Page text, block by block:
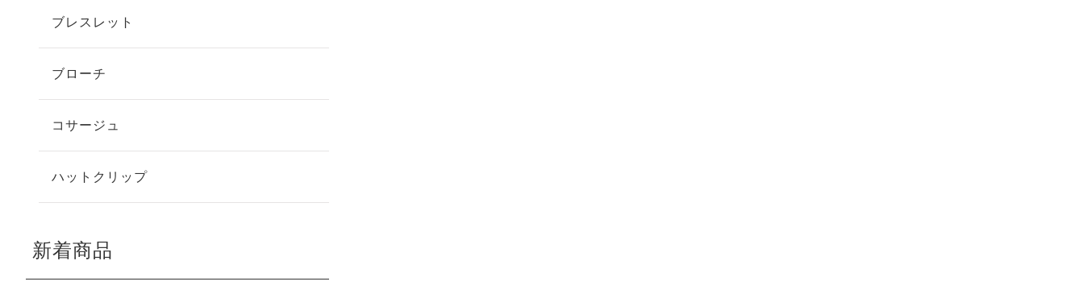
ブレスレット
ブローチ
コサージュ
ハットクリップ
新着商品